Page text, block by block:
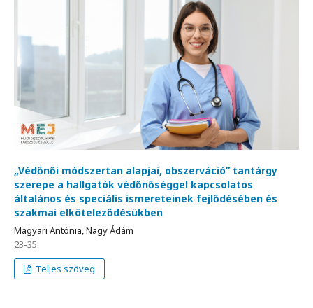
„Védőnői módszertan alapjai, obszerváció” tantárgy
szerepe a hallgatók védőnőséggel kapcsolatos
általános és speciális ismereteinek fejlődésében és
szakmai elköteleződésükben
Magyari Antónia, Nagy Ádám
23-35
Teljes szöveg